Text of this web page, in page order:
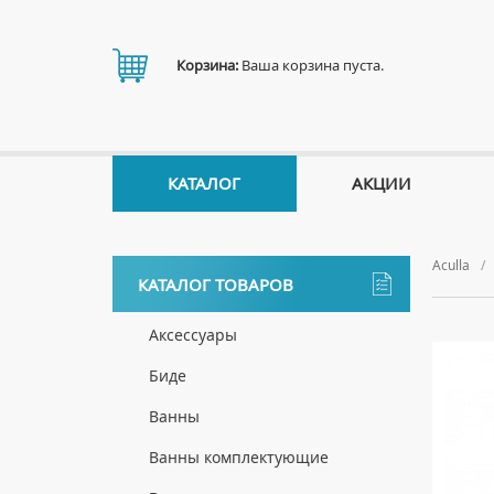
Aculla
КАТАЛОГ ТОВАРОВ
Аксессуары
ДЕРЖАТЕЛИ
Биде
НАПОЛЬНЫЕ БИДЕ
Ванны
АКРИЛОВЫЕ ВАННЫ
Ванны комплектующие
Корзина: Ваша корзина пуста.
КАТАЛОГ АКЦИИ